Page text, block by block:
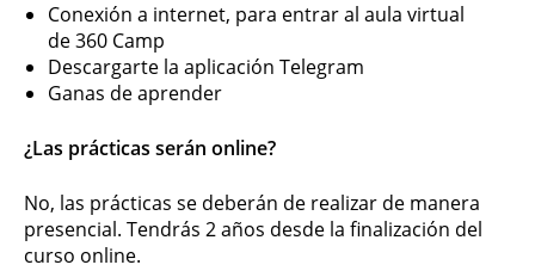
Conexión a internet, para entrar al aula virtual
de 360 Camp
Descargarte la aplicación Telegram
Ganas de aprender
¿Las prácticas serán online?
No, las prácticas se deberán de realizar de manera
presencial. Tendrás 2 años desde la finalización del
curso online.